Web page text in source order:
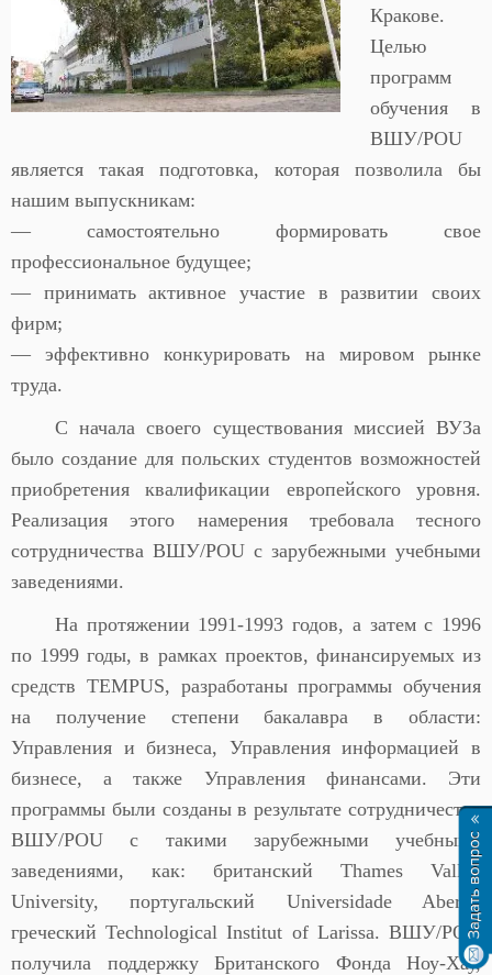
Кракове.
Целью
программ
обучения в
ВШУ/POU
является такая подготовка, которая позволила бы
нашим выпускникам:
— самостоятельно формировать свое
профессиональное будущее;
— принимать активное участие в развитии своих
фирм;
— эффективно конкурировать на мировом рынке
труда.
С начала своего существования миссией ВУЗа
было создание для польских студентов возможностей
приобретения квалификации европейского уровня.
Реализация этого намерения требовала тесного
сотрудничества ВШУ/POU с зарубежными учебными
заведениями.
На протяжении 1991-1993 годов, а затем с 1996
по 1999 годы, в рамках проектов, финансируемых из
средств TEMPUS, разработаны программы обучения
на получение степени бакалавра в области:
Управления и бизнеса, Управления информацией в
бизнесе, а также Управления финансами. Эти
программы были созданы в результате сотрудничества
ВШУ/POU с такими зарубежными учебными
заведениями, как: британский Thames Valley
University, португальский Universidade Aberta,
греческий Technological Institut of Larissa. ВШУ/POU
получила поддержку Британского Фонда Ноу-Хау,